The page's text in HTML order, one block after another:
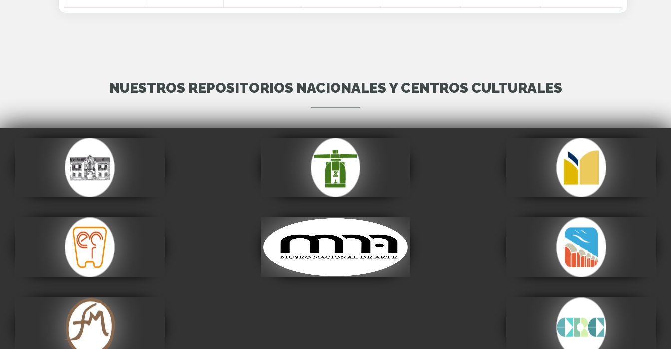
NUESTROS REPOSITORIOS NACIONALES Y CENTROS CULTURALES
Casa de la Libertad
Visitar
Casa Nacional de
Moneda
Visitar
Archivo y Biblioteca
Nacionales de Bolivia
Visitar
Museo Nacional de
Etnografía y Folklore
Visitar
Museo Nacional de
Arte
Centro de la Cultura
Plurinacional
Visitar
Museo Fernando
Montes
Centro de la
Revolución Cultural